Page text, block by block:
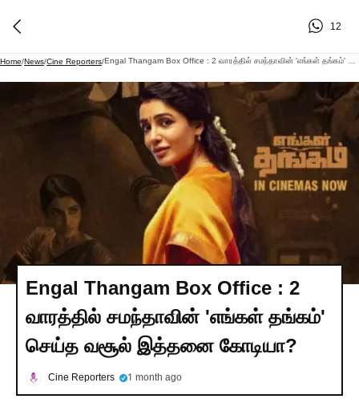
12
Home/News/Cine Reporters/
Engal Thangam Box Office : 2
வாரத்தில் சமந்தாவின் 'எங்கள் தங்கம்'
செய்த வசூல் இத்தனை கோடியா?
Cine Reporters 1 month ago